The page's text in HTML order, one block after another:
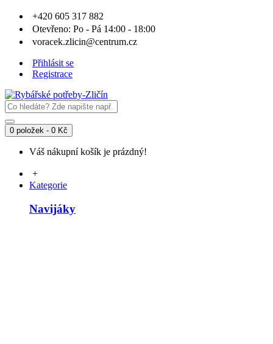
+420 605 317 882
Otevřeno: Po - Pá 14:00 - 18:00
voracek.zlicin@centrum.cz
Přihlásit se
Registrace
0 položek - 0 Kč
Váš nákupní košík je prázdný!
+
Kategorie
Navijáky